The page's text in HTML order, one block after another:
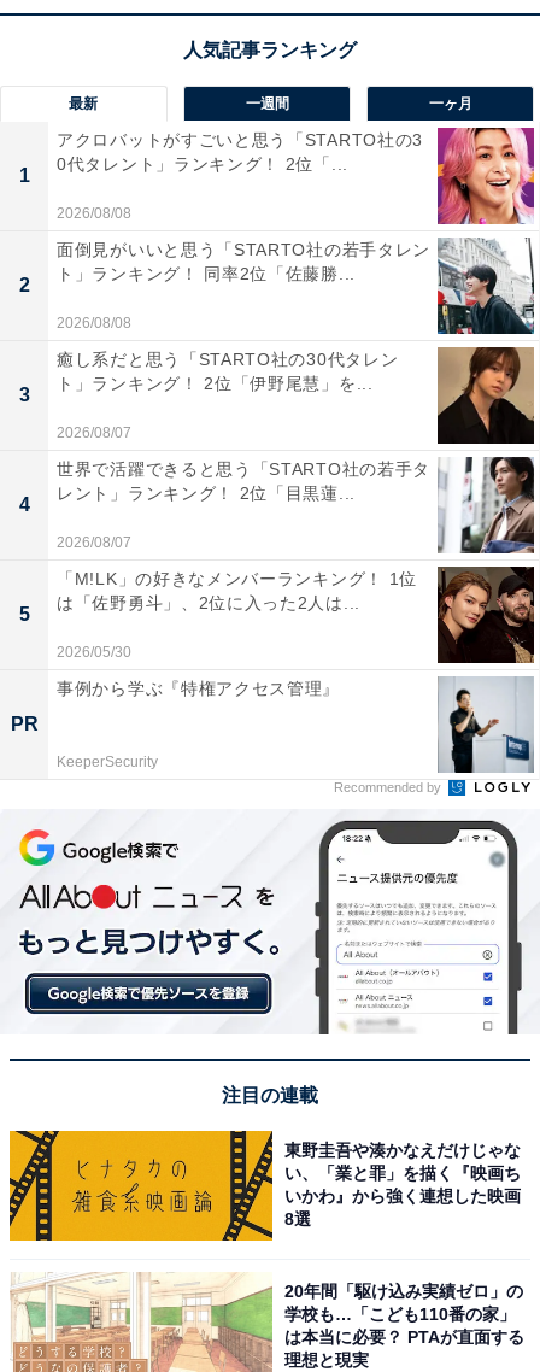
こちらもおすすめ
「浪費家」が多い都道府県ランキング！ 2位
「沖縄県」、1位は？
最新 一週間 一ヶ月
1
アクロバットがすごいと思う「STARTO社の3
0代タレント」ランキング！ 2位「...
2026/08/08
2
面倒見がいいと思う「STARTO社の若手タレン
ト」ランキング！ 同率2位「佐藤勝...
2026/08/08
3
癒し系だと思う「STARTO社の30代タレン
ト」ランキング！ 2位「伊野尾慧」を...
2026/08/07
4
世界で活躍できると思う「STARTO社の若手タ
レント」ランキング！ 2位「目黒蓮...
2026/08/07
5
「M!LK」の好きなメンバーランキング！ 1位
は「佐野勇斗」、2位に入った2人は...
2026/05/30
PR
事例から学ぶ『特権アクセス管理』
KeeperSecurity
Recommended by
注目の連載
東野圭吾や湊かなえだけじゃな
い、「業と罪」を描く『映画ち
いかわ』から強く連想した映画
8選
20年間「駆け込み実績ゼロ」の
学校も…「こども110番の家」
は本当に必要？ PTAが直面する
理想と現実